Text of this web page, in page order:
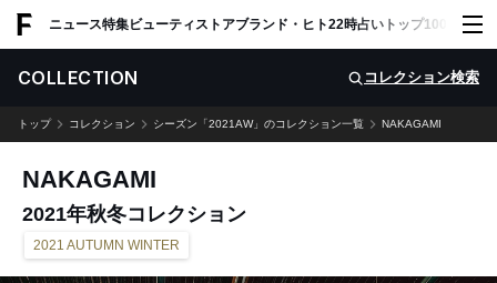
ニュース特集ビューティ ストアブランド・ヒト22時占い トップ100 スナッ
COLLECTION コレクション検索
トップ コレクション シーズン「2021AW」のコレクション一覧 NAKAGAMI
NAKAGAMI
2021年秋冬コレクション
2021 AUTUMN WINTER